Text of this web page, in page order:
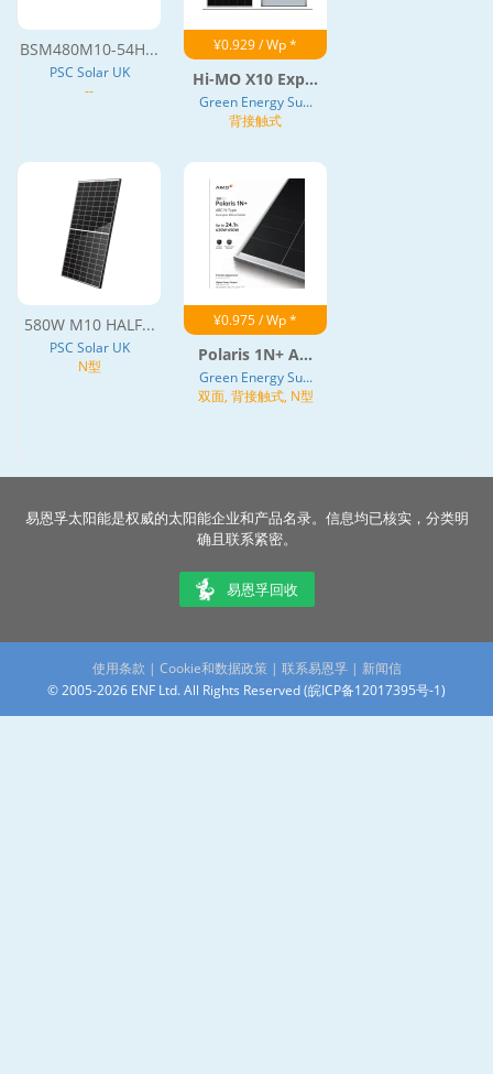
BSM480M10-54H...
PSC Solar UK
--
¥0.929 / Wp *
Hi-MO X10 Exp...
Green Energy Su...
背接触式
580W M10 HALF...
PSC Solar UK
N型
¥0.975 / Wp *
Polaris 1N+ A...
Green Energy Su...
双面, 背接触式, N型
易恩孚太阳能是权威的太阳能企业和产品名录。信息均已核实，分类明
确且联系紧密。
易恩孚回收
使用条款 | Cookie和数据政策| 联系易恩孚 | 新闻信
© 2005-2026 ENF Ltd. All Rights Reserved (皖ICP备12017395号-1)